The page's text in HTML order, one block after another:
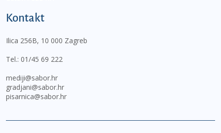
Kontakt
Ilica 256B, 10 000 Zagreb
Tel.: 01/45 69 222
mediji@sabor.hr
gradjani@sabor.hr
pisarnica@sabor.hr